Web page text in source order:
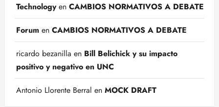
Technologyen CAMBIOS NORMATIVOS A DEBATE
Forum en CAMBIOS NORMATIVOS A DEBATE
ricardo bezanilla en Bill Belichick y su impacto
positivo y negativo en UNC
Antonio Llorente Berral en MOCK DRAFT